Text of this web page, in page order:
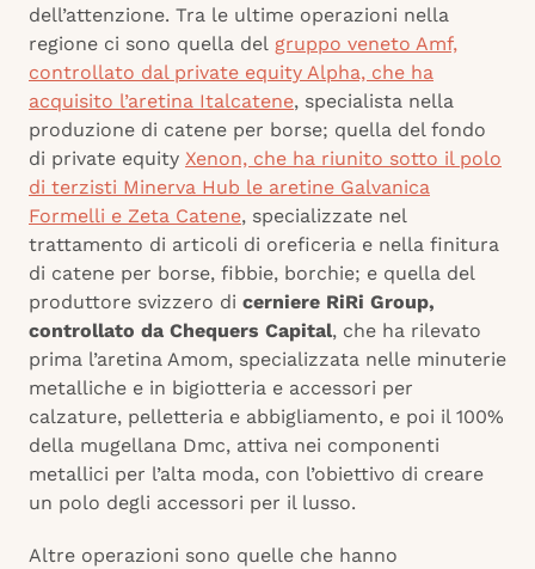
dell’attenzione. Tra le ultime operazioni nella
regione ci sono quella del gruppo veneto Amf,
controllato dal private equity Alpha, che ha
acquisito l’aretina Italcatene, specialista nella
produzione di catene per borse; quella del fondo
di private equity Xenon, che ha riunito sotto il polo
di terzisti Minerva Hub le aretine Galvanica
Formelli e Zeta Catene, specializzate nel
trattamento di articoli di oreficeria e nella finitura
di catene per borse, fibbie, borchie; e quella del
produttore svizzero di cerniere RiRi Group,
controllato da Chequers Capital, che ha rilevato
prima l’aretina Amom, specializzata nelle minuterie
metalliche e in bigiotteria e accessori per
calzature, pelletteria e abbigliamento, e poi il 100%
della mugellana Dmc, attiva nei componenti
metallici per l’alta moda, con l’obiettivo di creare
un polo degli accessori per il lusso.
Altre operazioni sono quelle che hanno